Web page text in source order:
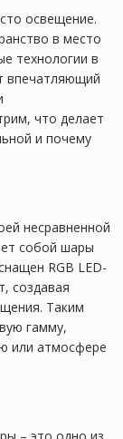
освещение.
в место
технологии в
впечатляющий
что делает
и почему
несравненной
собой шары
RGB LED-
создавая
Таким
гамму,
или атмосфере
– это одно из